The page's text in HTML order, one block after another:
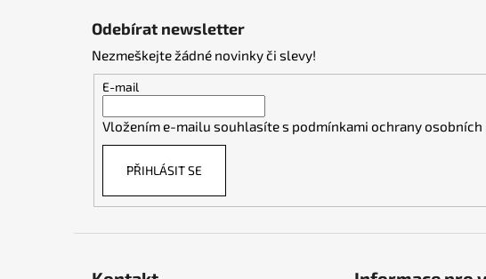
Odebírat newsletter
Nezmeškejte žádné novinky či slevy!
E-mail
Vložením e-mailu souhlasíte s podmínkami ochrany osobních
PŘIHLÁSIT SE